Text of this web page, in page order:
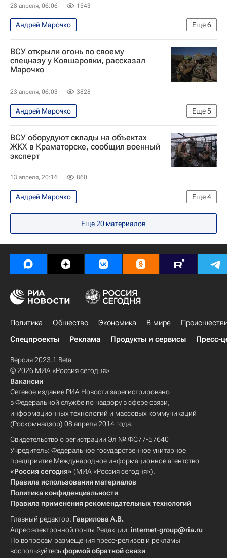
28 апреля, 06:06 1543
Еще6
Андрей Марочко
Специальная военная операция на Украине
Сумы
Ямполь
Сумская область
Вооруженные силы Украины
ВСУ открыли огонь по своему
спецназу у Ковшаровки, рассказал
Марочко
23 апреля, 06:03 3828
Еще5
Андрей Марочко
Специальная военная операция на Украине
Харьковская область
Украина
Вооруженные силы Украины
ВСУ оборудуют склады на объектах
ЖКХ в Краматорске, сообщил военный
эксперт
13 апреля, 20:16 860
Еще4
Андрей Марочко
Специальная военная операция на Украине
Донецкая Народная Республика
Вооруженные силы Украины
Еще20 материалов
Политика Общество Экономика В мире
Спецпроекты
Реклама Продукты и сервисы Пресс-
Версия 2023.1 Beta
© 2026 МИА «Россия сегодня»
Вакансии
Сетевое издание РИА Новости зарегистрировано
в Федеральной службе по надзору в сфере связи,
информационных технологий и массовых коммуникаций
(Роскомнадзор) 08 апреля 2014 года.
Свидетельство о регистрации Эл № ФС77-57640
Учредитель: Федеральное государственное унитарное
предприятие Международное информационное агентство
«Россия сегодня» (МИА «Россия сегодня»).
Правила использования материалов
Политика конфиденциальности
Правила применения рекомендательных технологий
Главный редактор: Гаврилова А.В.
Адрес электронной почты Редакции: internet-group@ria.ru
По вопросам размещения пресс-релизов и рекламы
воспользуйтесьформой обратной связи